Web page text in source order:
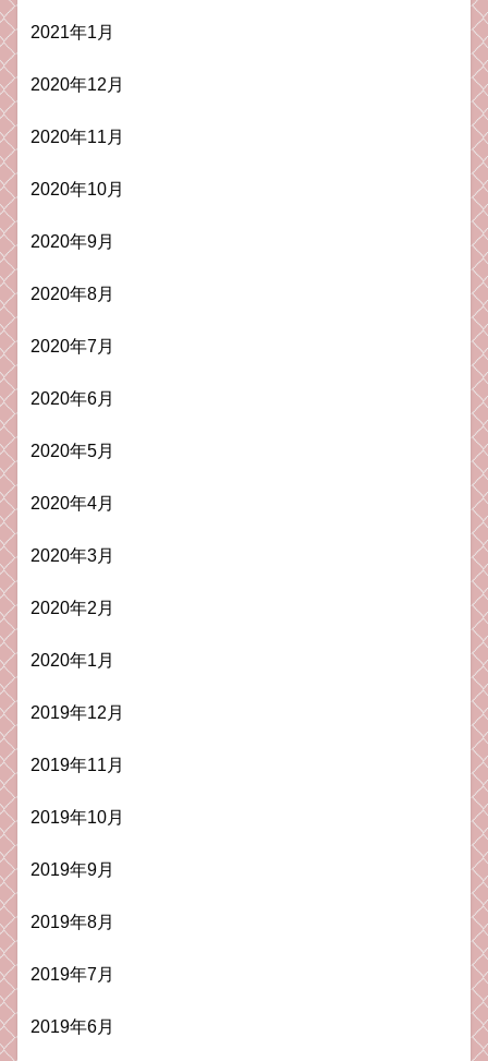
2021年1月
2020年12月
2020年11月
2020年10月
2020年9月
2020年8月
2020年7月
2020年6月
2020年5月
2020年4月
2020年3月
2020年2月
2020年1月
2019年12月
2019年11月
2019年10月
2019年9月
2019年8月
2019年7月
2019年6月